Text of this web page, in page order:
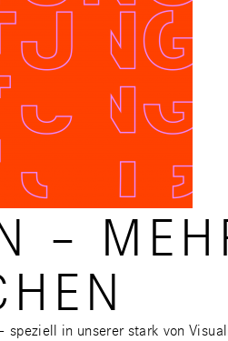
–
in unserer stark von